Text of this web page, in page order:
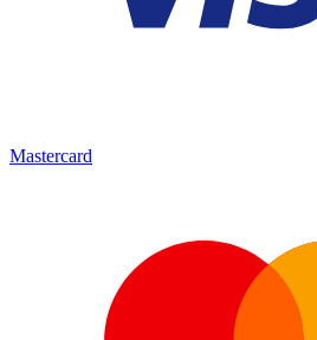
Mastercard